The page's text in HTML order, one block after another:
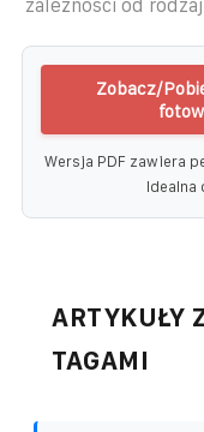
zależności od
Zobacz/
Wersja PDF zawiera
Idealna
ARTYKUŁY
TAGAMI